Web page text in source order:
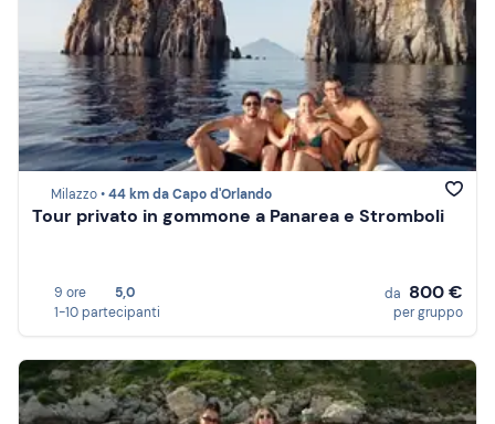
Milazzo •44 km da Capo d'Orlando
Tour privato in gommone a Panarea e Stromboli
9 ore
5,0
1-10 partecipanti
da 800 €
per gruppo